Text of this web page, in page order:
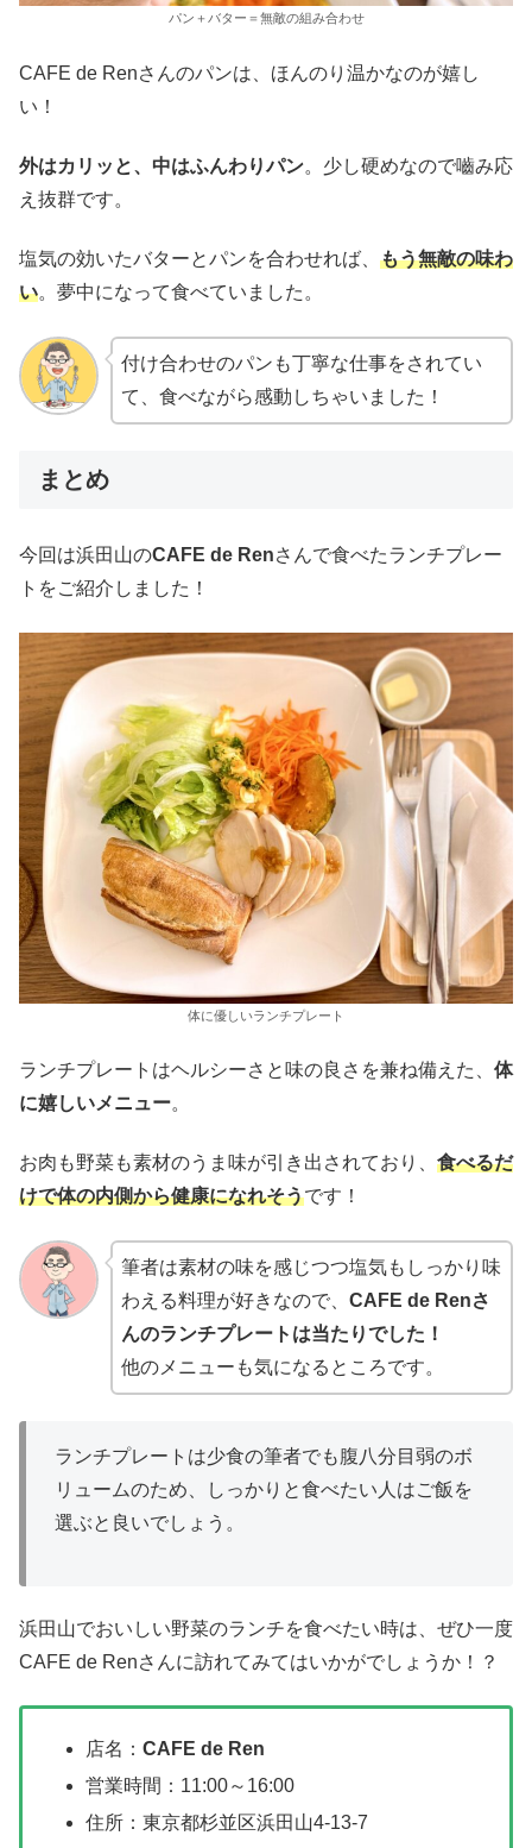
パン＋バター＝無敵の組み合わせ
CAFE de Renさんのパンは、ほんのり温かなのが嬉し
い！
外はカリッと、中はふんわりパン。少し硬めなので嚙み応
え抜群です。
塩気の効いたバターとパンを合わせれば、 もう無敵の味わ
い。夢中になって食べていました。
付け合わせのパンも丁寧な仕事をされてい
て、食べながら感動しちゃいました！
まとめ
今回は浜田山のCAFE de Renさんで食べたランチプレー
トをご紹介しました！
体に優しいランチプレート
ランチプレートはヘルシーさと味の良さを兼ね備えた、 体
に嬉しいメニュー。
お肉も野菜も素材のうま味が引き出されており、 食べるだ
けで体の内側から健康になれそうです！
筆者は素材の味を感じつつ塩気もしっかり味
わえる料理が好きなので、 CAFE de Renさ
んのランチプレート は当たりでした！
他のメニューも気になるところです。
ランチプレートは少食の筆者でも腹八分目弱のボ
リュームのため、しっかりと食べたい人はご飯を
選ぶと良いでしょう。
浜田山でおいしい野菜のランチを食べたい時は、ぜひ一度
CAFE de Renさんに訪れてみてはいかがでしょうか！？
店名：CAFE de Ren
営業時間：11:00～16:00
住所：東京都杉並区浜田山4-13-7